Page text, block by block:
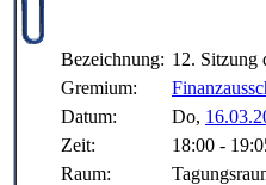
Bezeichnung: 12. Sitzung
Gremium:
Datum:
Do,
Zeit:
18:00 -
Raum: